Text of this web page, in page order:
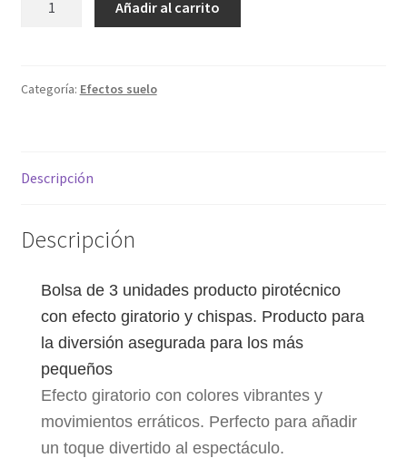
Política de privacidad
Términos y condiciones
Añadir al carrito
Categoría: Efectos suelo
Descripción
Descripción
Bolsa de 3 unidades producto pirotécnico
con efecto giratorio y chispas. Producto para
la diversión asegurada para los más
pequeños
Efecto giratorio con colores vibrantes y
movimientos erráticos. Perfecto para añadir
un toque divertido al espectáculo.